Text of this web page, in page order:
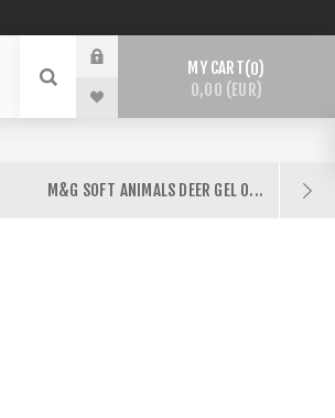
MY CART 0
0,00 (EUR)
M&G SOFT ANIMALS DEER GEL O...